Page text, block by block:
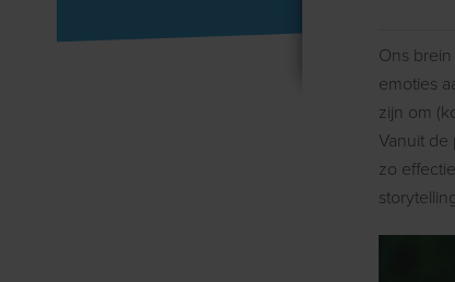
Ons
emoties
zijn om
Vanuit de
zo